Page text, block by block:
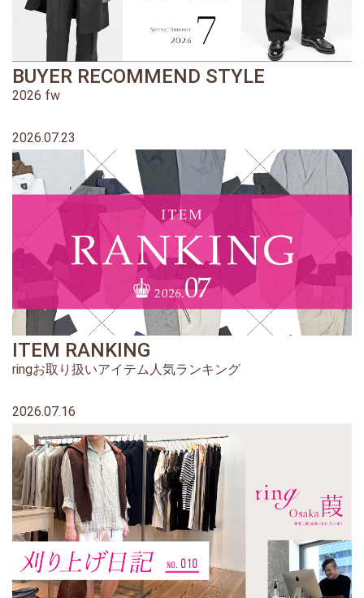
BUYER RECOMMEND STYLE
2026 fw
2026.07.23
ITEM RANKING
ringお取り扱いアイテム人気ランキング
2026.07.16